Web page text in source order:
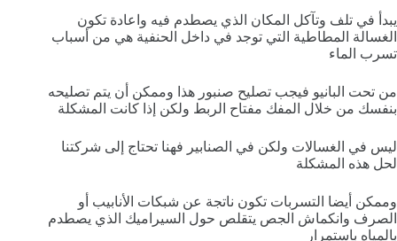
يبدأ في تلف وتآكل المكان الذي يصطدم فيه واعادة تكون
الغسالة المطاطية التي توجد في داخل الحنفية هي من أسباب
تسرب الماء
من تحت البانيو فيجب تصليح صنبور هذا وممكن أن يتم تصليحه
بنفسك من خلال المفك مفتاح الربط ولكن إذا كانت المشكلة
ليس في الغسالات ولكن في الصنابير فهنا تحتاج إلى شركتنا
لحل هذه المشكلة
وممكن أيضا التسربات تكون ناتجة عن شبكات الأنابيب أو
الصرف وانكماش الجص يتقلص حول السيراميك الذي يصطدم
بالمياه باستمرار